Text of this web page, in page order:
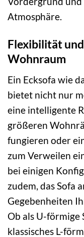
Atmosphäre.
Flexibilität
Wohnraum
Ein Ecksofa wie
bietet nicht nur
eine intelligente
größeren
fungieren oder
zum Verweilen
bei einigen
zudem, das Sofa
Gegebenheiten
Ob als U-förmige
klassisches L-